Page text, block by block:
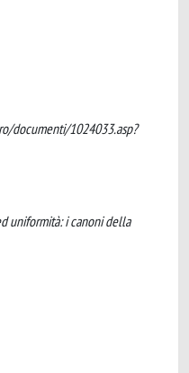
documenti/1024033.asp?
uniformità: i canoni della